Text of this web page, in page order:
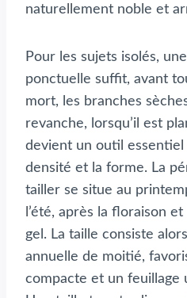
naturellement noble et
Pour les sujets isolés,
ponctuelle suffit, avant
mort, les branches
revanche, lorsqu’il est
devient un outil
densité et la forme. La
tailler se situe au
l’été, après la floraison
gel. La taille consiste
annuelle de moitié,
compacte et un feuillage